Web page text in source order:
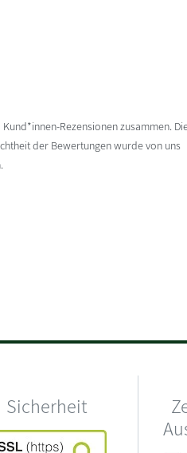
Rezensionen zusammen.
der Bewertungen wurde von uns
Sicherheit